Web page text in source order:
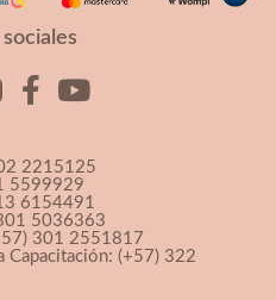
sociales
2215125
5599929
6154491
5036363
301 2551817
Capacitación: (+57) 322